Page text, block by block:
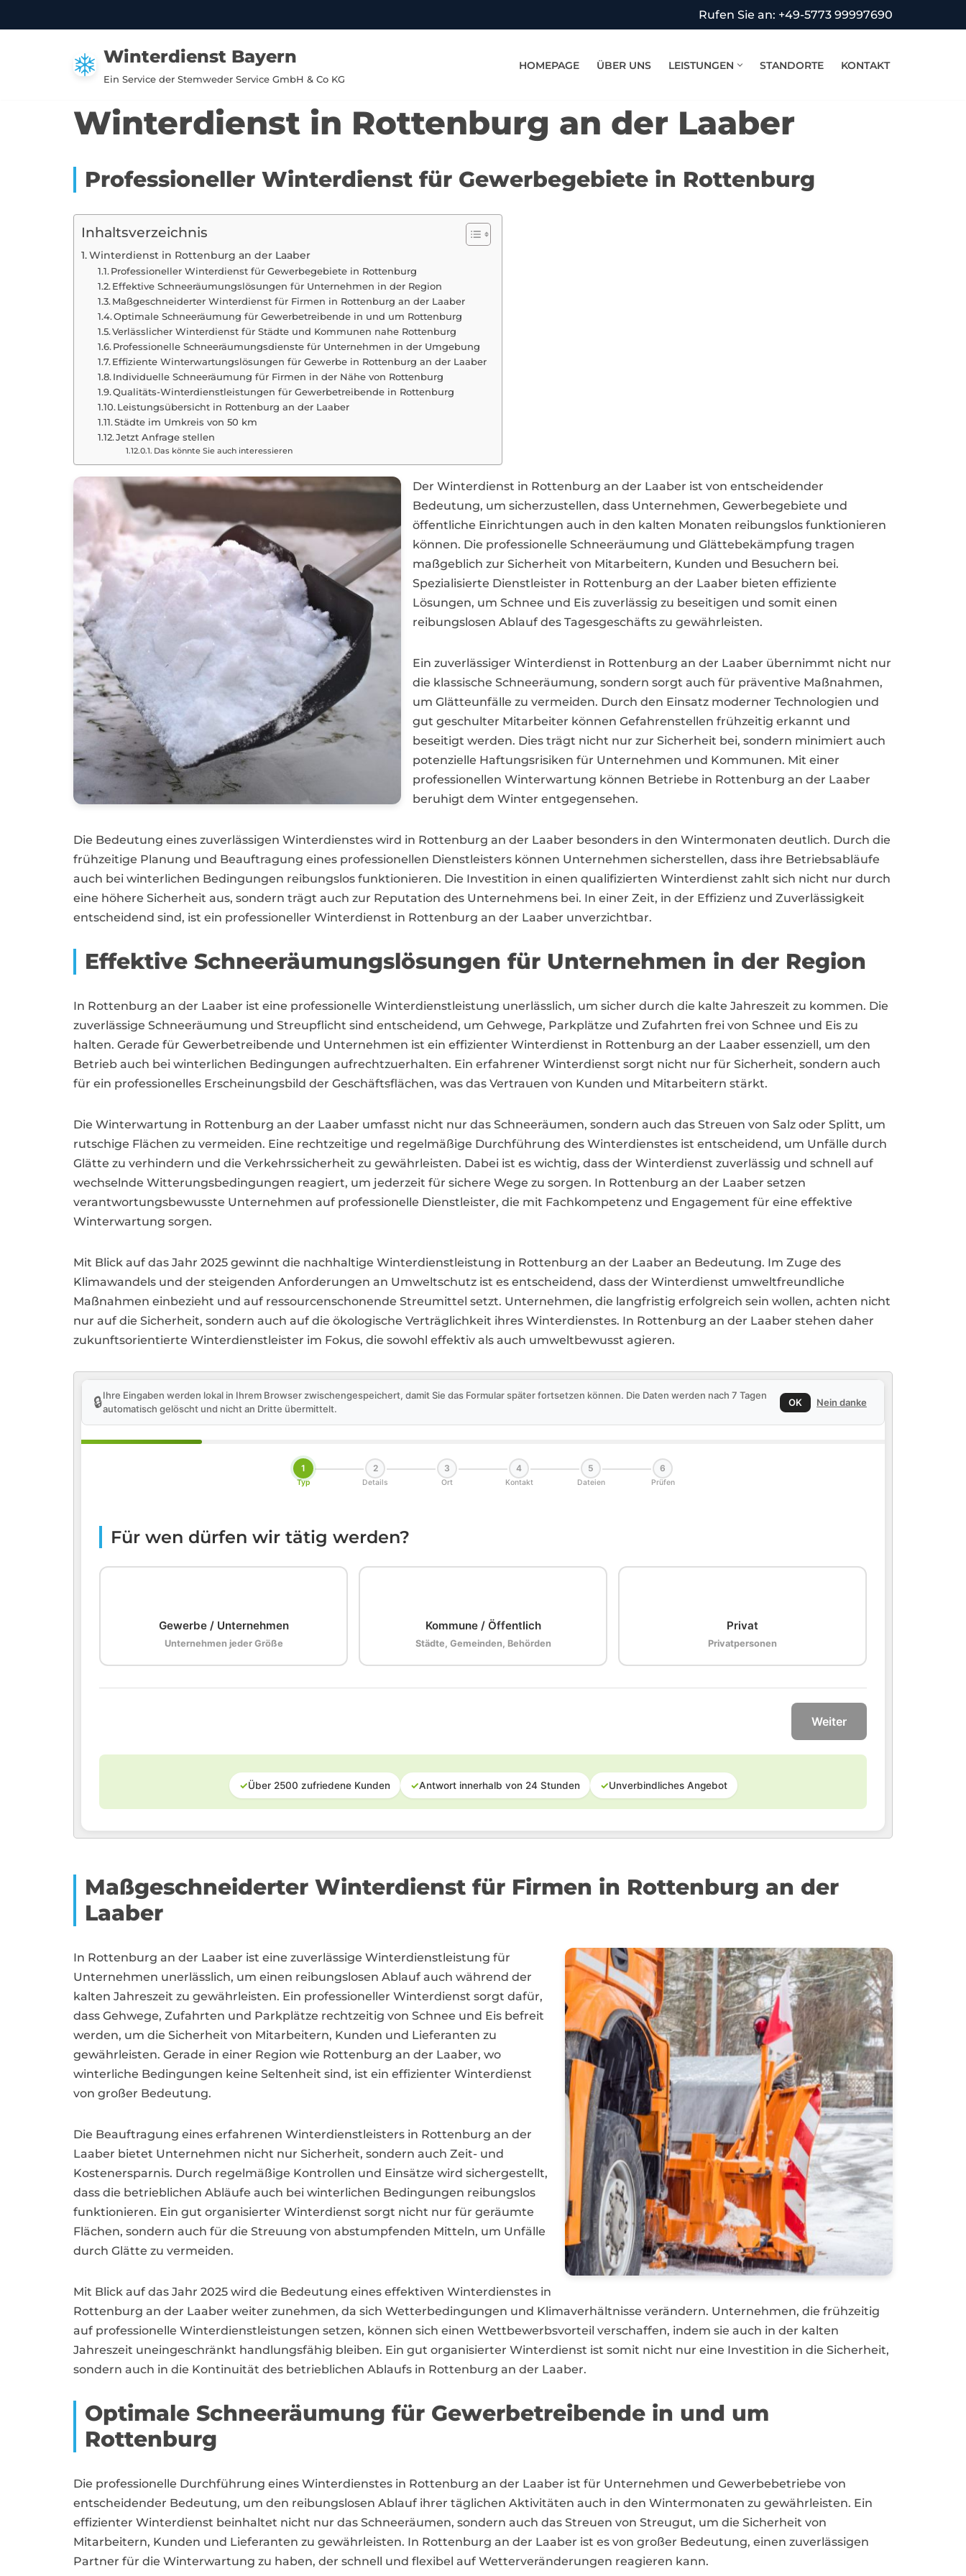
Rufen Sie an: +49-5773 99997690
Winterdienst Bayern
Ein Service der Stemweder Service GmbH & Co KG
HOMEPAGE ÜBER UNS LEISTUNGEN STANDORTE KONTAKT
Winterdienst in Rottenburg an der Laaber
Professioneller Winterdienst für Gewerbegebiete in Rottenburg
Inhaltsverzeichnis
Winterdienst in Rottenburg an der Laaber
Professioneller Winterdienst für Gewerbegebiete in Rottenburg
Effektive Schneeräumungslösungen für Unternehmen in der Region
Maßgeschneiderter Winterdienst für Firmen in Rottenburg an der Laaber
Optimale Schneeräumung für Gewerbetreibende in und um Rottenburg
Verlässlicher Winterdienst für Städte und Kommunen nahe Rottenburg
Professionelle Schneeräumungsdienste für Unternehmen in der Umgebung
Effiziente Winterwartungslösungen für Gewerbe in Rottenburg an der Laaber
Individuelle Schneeräumung für Firmen in der Nähe von Rottenburg
Qualitäts-Winterdienstleistungen für Gewerbetreibende in Rottenburg
Leistungsübersicht in Rottenburg an der Laaber
Städte im Umkreis von 50 km
Jetzt Anfrage stellen
Das könnte Sie auch interessieren
Der Winterdienst in Rottenburg an der Laaber ist von entscheidender
Bedeutung, um sicherzustellen, dass Unternehmen, Gewerbegebiete und
öffentliche Einrichtungen auch in den kalten Monaten reibungslos funktionieren
können. Die professionelle Schneeräumung und Glättebekämpfung tragen
maßgeblich zur Sicherheit von Mitarbeitern, Kunden und Besuchern bei.
Spezialisierte Dienstleister in Rottenburg an der Laaber bieten effiziente
Lösungen, um Schnee und Eis zuverlässig zu beseitigen und somit einen
reibungslosen Ablauf des Tagesgeschäfts zu gewährleisten.
Ein zuverlässiger Winterdienst in Rottenburg an der Laaber übernimmt nicht nur
die klassische Schneeräumung, sondern sorgt auch für präventive Maßnahmen,
um Glätteunfälle zu vermeiden. Durch den Einsatz moderner Technologien und
gut geschulter Mitarbeiter können Gefahrenstellen frühzeitig erkannt und
beseitigt werden. Dies trägt nicht nur zur Sicherheit bei, sondern minimiert auch
potenzielle Haftungsrisiken für Unternehmen und Kommunen. Mit einer
professionellen Winterwartung können Betriebe in Rottenburg an der Laaber
beruhigt dem Winter entgegensehen.
Die Bedeutung eines zuverlässigen Winterdienstes wird in Rottenburg an der Laaber besonders in den Wintermonaten deutlich. Durch die
frühzeitige Planung und Beauftragung eines professionellen Dienstleisters können Unternehmen sicherstellen, dass ihre Betriebsabläufe
auch bei winterlichen Bedingungen reibungslos funktionieren. Die Investition in einen qualifizierten Winterdienst zahlt sich nicht nur durch
eine höhere Sicherheit aus, sondern trägt auch zur Reputation des Unternehmens bei. In einer Zeit, in der Effizienz und Zuverlässigkeit
entscheidend sind, ist ein professioneller Winterdienst in Rottenburg an der Laaber unverzichtbar.
Effektive Schneeräumungslösungen für Unternehmen in der Region
In Rottenburg an der Laaber ist eine professionelle Winterdienstleistung unerlässlich, um sicher durch die kalte Jahreszeit zu kommen. Die
zuverlässige Schneeräumung und Streupflicht sind entscheidend, um Gehwege, Parkplätze und Zufahrten frei von Schnee und Eis zu
halten. Gerade für Gewerbetreibende und Unternehmen ist ein effizienter Winterdienst in Rottenburg an der Laaber essenziell, um den
Betrieb auch bei winterlichen Bedingungen aufrechtzuerhalten. Ein erfahrener Winterdienst sorgt nicht nur für Sicherheit, sondern auch
für ein professionelles Erscheinungsbild der Geschäftsflächen, was das Vertrauen von Kunden und Mitarbeitern stärkt.
Die Winterwartung in Rottenburg an der Laaber umfasst nicht nur das Schneeräumen, sondern auch das Streuen von Salz oder Splitt, um
rutschige Flächen zu vermeiden. Eine rechtzeitige und regelmäßige Durchführung des Winterdienstes ist entscheidend, um Unfälle durch
Glätte zu verhindern und die Verkehrssicherheit zu gewährleisten. Dabei ist es wichtig, dass der Winterdienst zuverlässig und schnell auf
wechselnde Witterungsbedingungen reagiert, um jederzeit für sichere Wege zu sorgen. In Rottenburg an der Laaber setzen
verantwortungsbewusste Unternehmen auf professionelle Dienstleister, die mit Fachkompetenz und Engagement für eine effektive
Winterwartung sorgen.
Mit Blick auf das Jahr 2025 gewinnt die nachhaltige Winterdienstleistung in Rottenburg an der Laaber an Bedeutung. Im Zuge des
Klimawandels und der steigenden Anforderungen an Umweltschutz ist es entscheidend, dass der Winterdienst umweltfreundliche
Maßnahmen einbezieht und auf ressourcenschonende Streumittel setzt. Unternehmen, die langfristig erfolgreich sein wollen, achten nicht
nur auf die Sicherheit, sondern auch auf die ökologische Verträglichkeit ihres Winterdienstes. In Rottenburg an der Laaber stehen daher
zukunftsorientierte Winterdienstleister im Fokus, die sowohl effektiv als auch umweltbewusst agieren.
🔒Ihre Eingaben werden lokal in Ihrem Browser zwischengespeichert, damit Sie das Formular später fortsetzen können. Die Daten werden nach 7 Tagen
automatisch gelöscht und nicht an Dritte übermittelt.
OK Nein danke
1
Typ
2
Details
3
Ort
4
Kontakt
5
Dateien
6
Prüfen
Für wen dürfen wir tätig werden?
Gewerbe / Unternehmen
Unternehmen jeder Größe
Kommune / Öffentlich
Städte, Gemeinden, Behörden
Privat
Privatpersonen
Weiter
✓Über 2500 zufriedene Kunden ✓Antwort innerhalb von 24 Stunden ✓Unverbindliches Angebot
Maßgeschneiderter Winterdienst für Firmen in Rottenburg an der
Laaber
In Rottenburg an der Laaber ist eine zuverlässige Winterdienstleistung für
Unternehmen unerlässlich, um einen reibungslosen Ablauf auch während der
kalten Jahreszeit zu gewährleisten. Ein professioneller Winterdienst sorgt dafür,
dass Gehwege, Zufahrten und Parkplätze rechtzeitig von Schnee und Eis befreit
werden, um die Sicherheit von Mitarbeitern, Kunden und Lieferanten zu
gewährleisten. Gerade in einer Region wie Rottenburg an der Laaber, wo
winterliche Bedingungen keine Seltenheit sind, ist ein effizienter Winterdienst
von großer Bedeutung.
Die Beauftragung eines erfahrenen Winterdienstleisters in Rottenburg an der
Laaber bietet Unternehmen nicht nur Sicherheit, sondern auch Zeit- und
Kostenersparnis. Durch regelmäßige Kontrollen und Einsätze wird sichergestellt,
dass die betrieblichen Abläufe auch bei winterlichen Bedingungen reibungslos
funktionieren. Ein gut organisierter Winterdienst sorgt nicht nur für geräumte
Flächen, sondern auch für die Streuung von abstumpfenden Mitteln, um Unfälle
durch Glätte zu vermeiden.
Mit Blick auf das Jahr 2025 wird die Bedeutung eines effektiven Winterdienstes in
Rottenburg an der Laaber weiter zunehmen, da sich Wetterbedingungen und Klimaverhältnisse verändern. Unternehmen, die frühzeitig
auf professionelle Winterdienstleistungen setzen, können sich einen Wettbewerbsvorteil verschaffen, indem sie auch in der kalten
Jahreszeit uneingeschränkt handlungsfähig bleiben. Ein gut organisierter Winterdienst ist somit nicht nur eine Investition in die Sicherheit,
sondern auch in die Kontinuität des betrieblichen Ablaufs in Rottenburg an der Laaber.
Optimale Schneeräumung für Gewerbetreibende in und um
Rottenburg
Die professionelle Durchführung eines Winterdienstes in Rottenburg an der Laaber ist für Unternehmen und Gewerbebetriebe von
entscheidender Bedeutung, um den reibungslosen Ablauf ihrer täglichen Aktivitäten auch in den Wintermonaten zu gewährleisten. Ein
effizienter Winterdienst beinhaltet nicht nur das Schneeräumen, sondern auch das Streuen von Streugut, um die Sicherheit von
Mitarbeitern, Kunden und Lieferanten zu gewährleisten. In Rottenburg an der Laaber ist es von großer Bedeutung, einen zuverlässigen
Partner für die Winterwartung zu haben, der schnell und flexibel auf Wetterveränderungen reagieren kann.